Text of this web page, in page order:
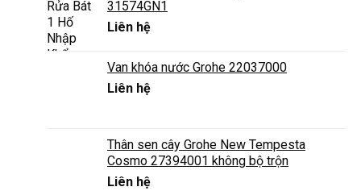
31574GN1
Liên hệ
Van khóa nước Grohe 22037000
Liên hệ
Thân sen cây Grohe New Tempesta
Cosmo 27394001 không bộ trộn
Liên hệ